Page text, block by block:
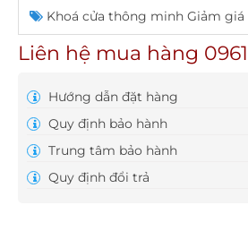
Khoá cửa thông minh Giảm giá
Liên hệ mua hàng
Hướng dẫn đặt hàng
Quy định bảo hành
Trung tâm bảo hành
Quy định đổi trả